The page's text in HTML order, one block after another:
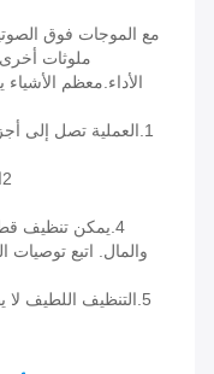
مع الموجات فوق
ملوثات أخرى
الأداء.معظم الأشياء
1.العملية تصل إلى
2المجوهرات تنظف تماماً، تتركها تبدو جديدة
4.يمكن تنظيف
والمال. اتبع
5.التنظيف اللطيف